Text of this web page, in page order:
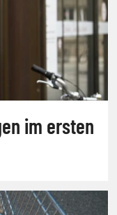
im ersten